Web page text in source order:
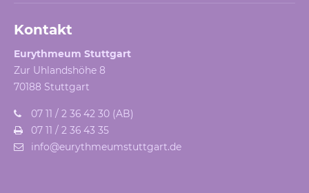
Kontakt
Eurythmeum Stuttgart
Zur Uhlandshöhe 8
70188 Stuttgart
07 11 / 2 36 42 30 (AB)
07 11 / 2 36 43 35
info@eurythmeumstuttgart.de